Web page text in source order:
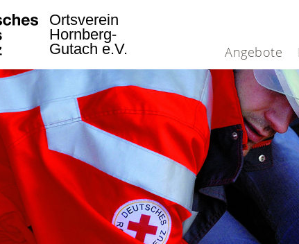
Angebote
Ortsverein
Hornberg-
Gutach e.V.